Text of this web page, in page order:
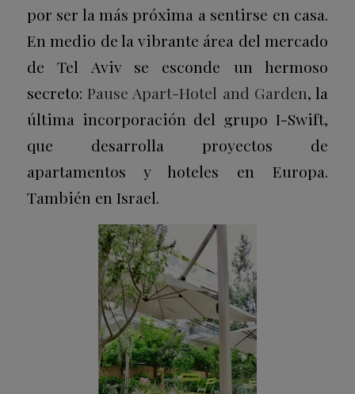
por ser la más próxima a sentirse en casa.
En medio de la vibrante área del mercado
de Tel Aviv se esconde un hermoso
secreto: Pause Apart-Hotel and Garden, la
última incorporación del grupo I-Swift,
que desarrolla proyectos de
apartamentos y hoteles en Europa.
También en Israel.